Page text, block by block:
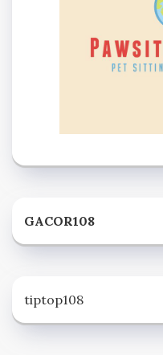
GACOR108
tiptop108